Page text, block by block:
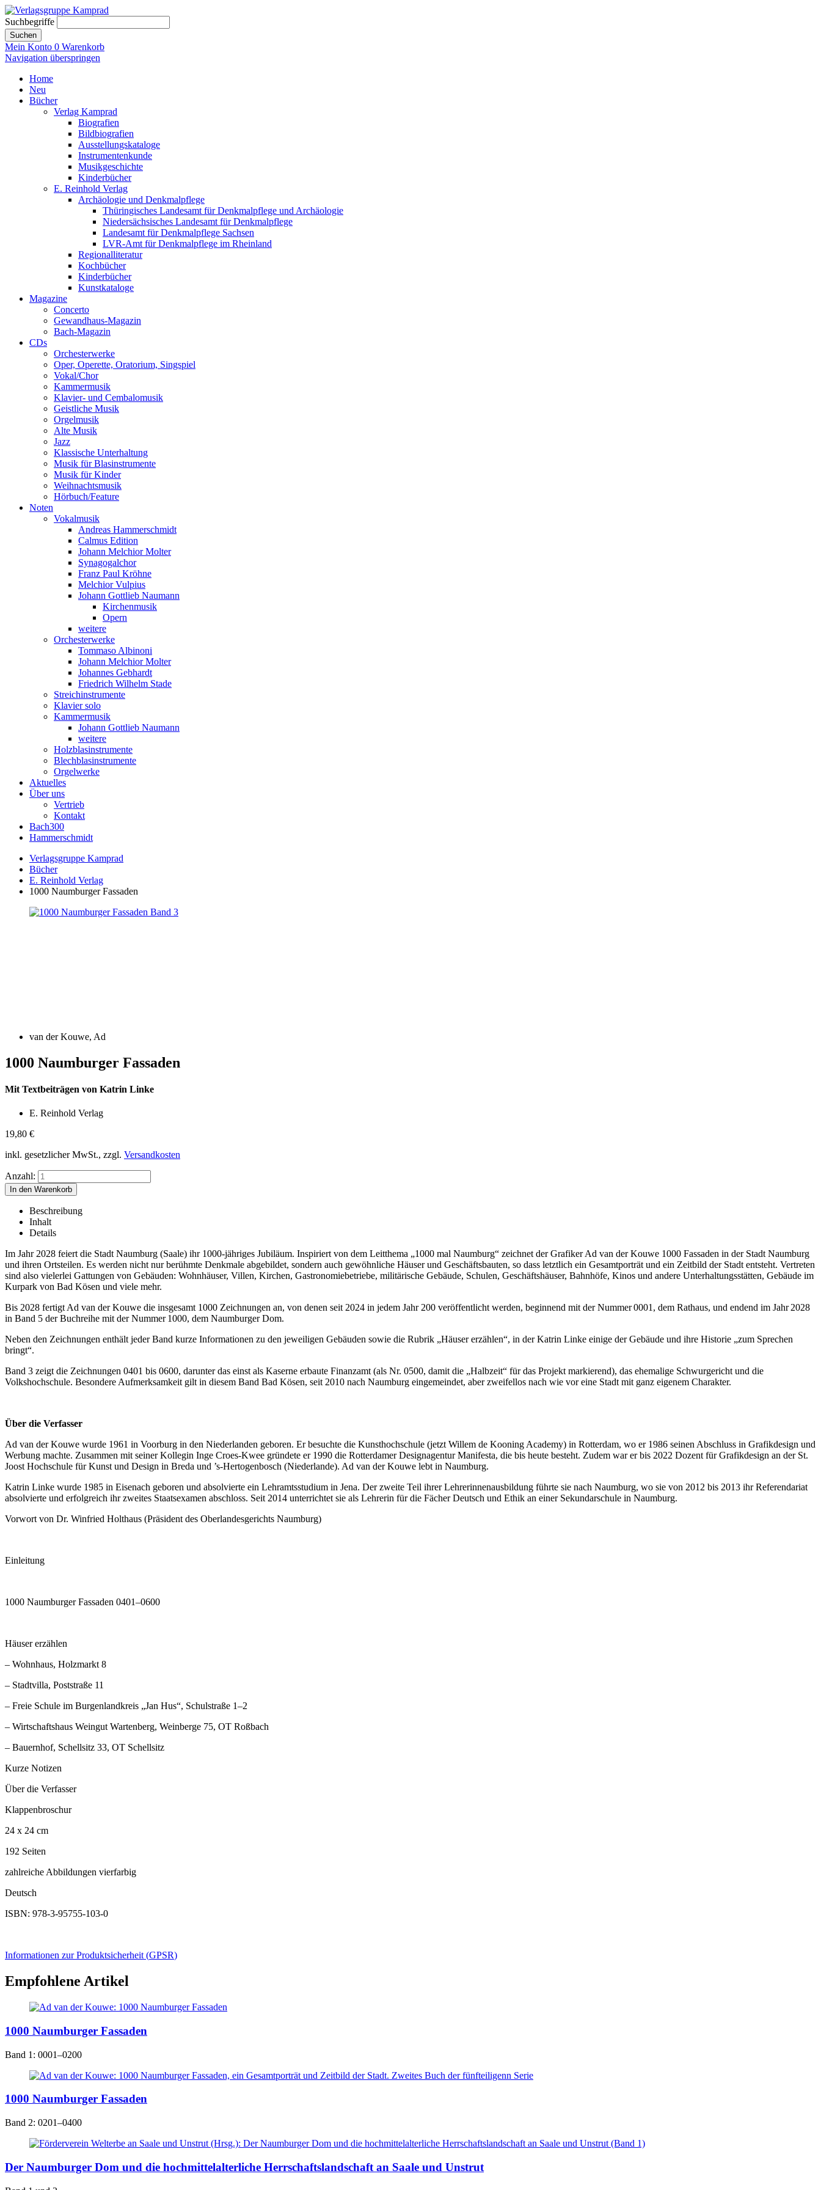
Suchbegriffe
Suchen
Mein Konto 0 Warenkorb
Navigation überspringen
Home
Neu
Bücher
Verlag Kamprad
Biografien
Bildbiografien
Ausstellungskataloge
Instrumentenkunde
Musikgeschichte
Kinderbücher
E. Reinhold Verlag
Archäologie und Denkmalpflege
Thüringisches Landesamt für Denkmalpflege und Archäologie
Niedersächsisches Landesamt für Denkmalpflege
Landesamt für Denkmalpflege Sachsen
LVR-Amt für Denkmalpflege im Rheinland
Regionalliteratur
Kochbücher
Kinderbücher
Kunstkataloge
Magazine
Concerto
Gewandhaus-Magazin
Bach-Magazin
CDs
Orchesterwerke
Oper, Operette, Oratorium, Singspiel
Vokal/Chor
Kammermusik
Klavier- und Cembalomusik
Geistliche Musik
Orgelmusik
Alte Musik
Jazz
Klassische Unterhaltung
Musik für Blasinstrumente
Musik für Kinder
Weihnachtsmusik
Hörbuch/Feature
Noten
Vokalmusik
Andreas Hammerschmidt
Calmus Edition
Johann Melchior Molter
Synagogalchor
Franz Paul Kröhne
Melchior Vulpius
Johann Gottlieb Naumann
Kirchenmusik
Opern
weitere
Orchesterwerke
Tommaso Albinoni
Johann Melchior Molter
Johannes Gebhardt
Friedrich Wilhelm Stade
Streichinstrumente
Klavier solo
Kammermusik
Johann Gottlieb Naumann
weitere
Holzblasinstrumente
Blechblasinstrumente
Orgelwerke
Aktuelles
Über uns
Vertrieb
Kontakt
Bach300
Hammerschmidt
Verlagsgruppe Kamprad
Bücher
E. Reinhold Verlag
1000 Naumburger Fassaden
van der Kouwe, Ad
1000 Naumburger Fassaden
Mit Textbeiträgen von Katrin Linke
E. Reinhold Verlag
19,80 €
inkl. gesetzlicher MwSt., zzgl. Versandkosten
Anzahl:
Beschreibung
Inhalt
Details
Im Jahr 2028 feiert die Stadt Naumburg (Saale) ihr 1000-jähriges Jubiläum. Inspiriert von dem Leitthema „1000 mal Naumburg“ zeichnet der Grafiker Ad van der Kouwe 1000 Fassaden in der Stadt Naumburg
und ihren Ortsteilen. Es werden nicht nur berühmte Denkmale abgebildet, sondern auch gewöhnliche Häuser und Geschäftsbauten, so dass letztlich ein Gesamtporträt und ein Zeitbild der Stadt entsteht. Vertreten
sind also vielerlei Gattungen von Gebäuden: Wohnhäuser, Villen, Kirchen, Gastronomiebetriebe, militärische Gebäude, Schulen, Geschäftshäuser, Bahnhöfe, Kinos und andere Unterhaltungsstätten, Gebäude im
Kurpark von Bad Kösen und viele mehr.
Bis 2028 fertigt Ad van der Kouwe die insgesamt 1000 Zeichnungen an, von denen seit 2024 in jedem Jahr 200 veröffentlicht werden, beginnend mit der Nummer 0001, dem Rathaus, und endend im Jahr 2028
in Band 5 der Buchreihe mit der Nummer 1000, dem Naumburger Dom.
Neben den Zeichnungen enthält jeder Band kurze Informationen zu den jeweiligen Gebäuden sowie die Rubrik „Häuser erzählen“, in der Katrin Linke einige der Gebäude und ihre Historie „zum Sprechen
bringt“.
Band 3 zeigt die Zeichnungen 0401 bis 0600, darunter das einst als Kaserne erbaute Finanzamt (als Nr. 0500, damit die „Halbzeit“ für das Projekt markierend), das ehemalige Schwurgericht und die
Volkshochschule. Besondere Aufmerksamkeit gilt in diesem Band Bad Kösen, seit 2010 nach Naumburg eingemeindet, aber zweifellos nach wie vor eine Stadt mit ganz eigenem Charakter.
Über die Verfasser
Ad van der Kouwe wurde 1961 in Voorburg in den Niederlanden geboren. Er besuchte die Kunsthochschule (jetzt Willem de Kooning Academy) in Rotterdam, wo er 1986 seinen Abschluss in Grafikdesign und
Werbung machte. Zusammen mit seiner Kollegin Inge Croes-Kwee gründete er 1990 die Rotterdamer Designagentur Manifesta, die bis heute besteht. Zudem war er bis 2022 Dozent für Grafikdesign an der St.
Joost Hochschule für Kunst und Design in Breda und ’s-Hertogenbosch (Niederlande). Ad van der Kouwe lebt in Naumburg.
Katrin Linke wurde 1985 in Eisenach geboren und absolvierte ein Lehramtsstudium in Jena. Der zweite Teil ihrer Lehrerinnenausbildung führte sie nach Naumburg, wo sie von 2012 bis 2013 ihr Referendariat
absolvierte und erfolgreich ihr zweites Staatsexamen abschloss. Seit 2014 unterrichtet sie als Lehrerin für die Fächer Deutsch und Ethik an einer Sekundarschule in Naumburg.
Vorwort von Dr. Winfried Holthaus (Präsident des Oberlandesgerichts Naumburg)
Einleitung
1000 Naumburger Fassaden 0401–0600
Häuser erzählen
– Wohnhaus, Holzmarkt 8
– Stadtvilla, Poststraße 11
– Freie Schule im Burgenlandkreis „Jan Hus“, Schulstraße 1–2
– Wirtschaftshaus Weingut Wartenberg, Weinberge 75, OT Roßbach
– Bauernhof, Schellsitz 33, OT Schellsitz
Kurze Notizen
Über die Verfasser
Klappenbroschur
24 x 24 cm
192 Seiten
zahlreiche Abbildungen vierfarbig
Deutsch
ISBN: 978-3-95755-103-0
Informationen zur Produktsicherheit (GPSR)
Empfohlene Artikel
1000 Naumburger Fassaden
Band 1: 0001–0200
1000 Naumburger Fassaden
Band 2: 0201–0400
Der Naumburger Dom und die hochmittelalterliche Herrschaftslandschaft an Saale und Unstrut